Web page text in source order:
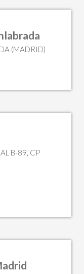
(MADRID)
B-89, CP